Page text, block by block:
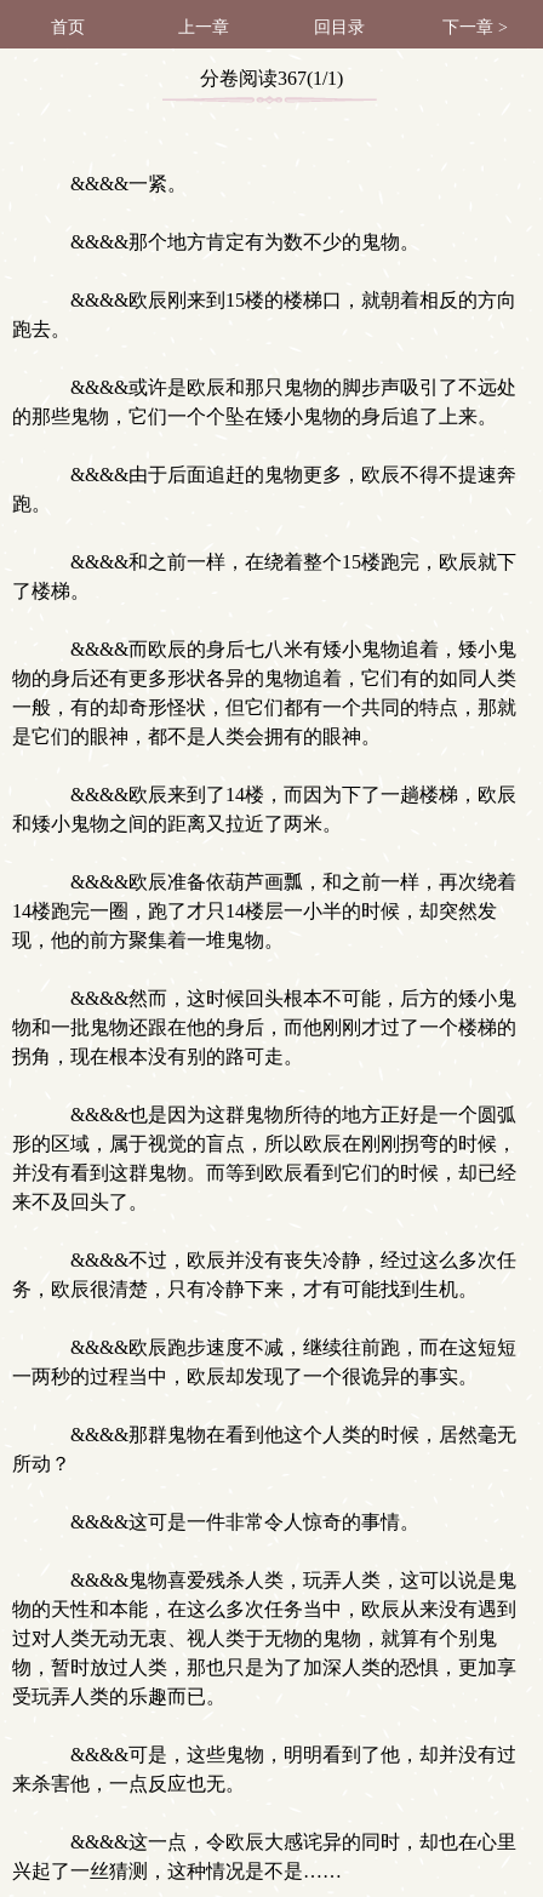
首页 上一章 回目录 下一章 >
分卷阅读367(1/1)
&&&&一紧。
&&&&那个地方肯定有为数不少的鬼物。
&&&&欧辰刚来到15楼的楼梯口，就朝着相反的方向
跑去。
&&&&或许是欧辰和那只鬼物的脚步声吸引了不远处
的那些鬼物，它们一个个坠在矮小鬼物的身后追了上来。
&&&&由于后面追赶的鬼物更多，欧辰不得不提速奔
跑。
&&&&和之前一样，在绕着整个15楼跑完，欧辰就下
了楼梯。
&&&&而欧辰的身后七八米有矮小鬼物追着，矮小鬼
物的身后还有更多形状各异的鬼物追着，它们有的如同人类
一般，有的却奇形怪状，但它们都有一个共同的特点，那就
是它们的眼神，都不是人类会拥有的眼神。
&&&&欧辰来到了14楼，而因为下了一趟楼梯，欧辰
和矮小鬼物之间的距离又拉近了两米。
&&&&欧辰准备依葫芦画瓢，和之前一样，再次绕着
14楼跑完一圈，跑了才只14楼层一小半的时候，却突然发
现，他的前方聚集着一堆鬼物。
&&&&然而，这时候回头根本不可能，后方的矮小鬼
物和一批鬼物还跟在他的身后，而他刚刚才过了一个楼梯的
拐角，现在根本没有别的路可走。
&&&&也是因为这群鬼物所待的地方正好是一个圆弧
形的区域，属于视觉的盲点，所以欧辰在刚刚拐弯的时候，
并没有看到这群鬼物。而等到欧辰看到它们的时候，却已经
来不及回头了。
&&&&不过，欧辰并没有丧失冷静，经过这么多次任
务，欧辰很清楚，只有冷静下来，才有可能找到生机。
&&&&欧辰跑步速度不减，继续往前跑，而在这短短
一两秒的过程当中，欧辰却发现了一个很诡异的事实。
&&&&那群鬼物在看到他这个人类的时候，居然毫无
所动？
&&&&这可是一件非常令人惊奇的事情。
&&&&鬼物喜爱残杀人类，玩弄人类，这可以说是鬼
物的天性和本能，在这么多次任务当中，欧辰从来没有遇到
过对人类无动无衷、视人类于无物的鬼物，就算有个别鬼
物，暂时放过人类，那也只是为了加深人类的恐惧，更加享
受玩弄人类的乐趣而已。
&&&&可是，这些鬼物，明明看到了他，却并没有过
来杀害他，一点反应也无。
&&&&这一点，令欧辰大感诧异的同时，却也在心里
兴起了一丝猜测，这种情况是不是……